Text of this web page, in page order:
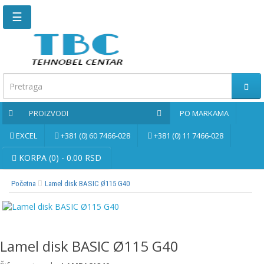
Glavna
Kontaktirajte
nas
Po
markama
PROIZVODI
Bernardo
rezne
ploče
☰
PROIZVODI PO MARKAMA
EXCEL +381 (0) 60 7466-028 +381 (0) 11 7466-028
KORPA (0) - 0.00 RSD
Početna Lamel disk BASIC Ø115 G40
Lamel disk BASIC Ø115 G40